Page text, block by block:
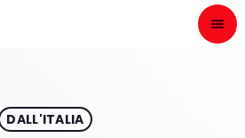
menu
DALL'ITALIA